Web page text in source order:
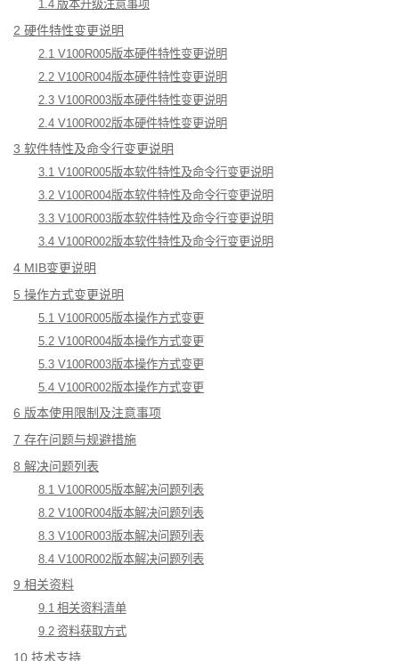
1.4 版本升级注意事项
2 硬件特性变更说明
2.1 V100R005版本硬件特性变更说明
2.2 V100R004版本硬件特性变更说明
2.3 V100R003版本硬件特性变更说明
2.4 V100R002版本硬件特性变更说明
3 软件特性及命令行变更说明
3.1 V100R005版本软件特性及命令行变更说明
3.2 V100R004版本软件特性及命令行变更说明
3.3 V100R003版本软件特性及命令行变更说明
3.4 V100R002版本软件特性及命令行变更说明
4 MIB变更说明
5 操作方式变更说明
5.1 V100R005版本操作方式变更
5.2 V100R004版本操作方式变更
5.3 V100R003版本操作方式变更
5.4 V100R002版本操作方式变更
6 版本使用限制及注意事项
7 存在问题与规避措施
8 解决问题列表
8.1 V100R005版本解决问题列表
8.2 V100R004版本解决问题列表
8.3 V100R003版本解决问题列表
8.4 V100R002版本解决问题列表
9 相关资料
9.1 相关资料清单
9.2 资料获取方式
10 技术支持